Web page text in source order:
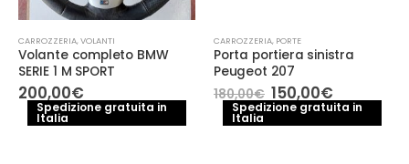
CARROZZERIA,VOLANTI
Volante completo BMW
SERIE 1 M SPORT
200,00€
Spedizione gratuita in
Italia
CARROZZERIA, PORTE
Porta portiera sinistra
Peugeot 207
180,00€ Il
prezzo
originale
150,00€Il
prezzo
attuale
Spedizione gratuita in
Italia